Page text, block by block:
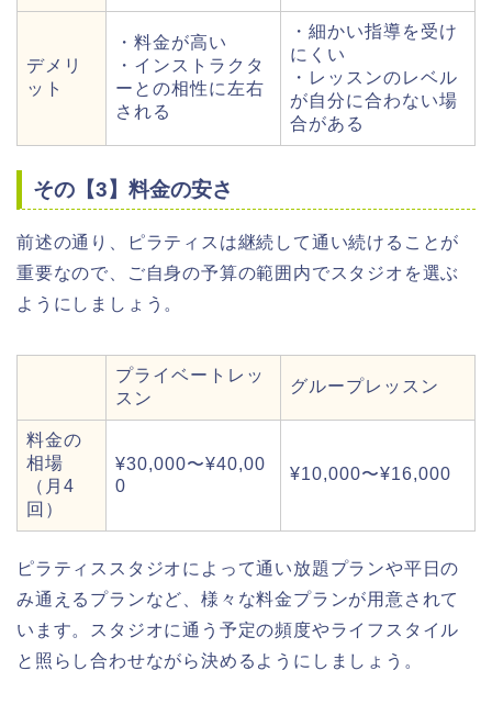
デメリ
ット
・料金が高い
・インストラクタ
ーとの相性に左右
される
・細かい指導を受け
にくい
・レッスンのレベル
が自分に合わない場
合がある
その【3】料金の安さ
前述の通り、ピラティスは継続して通い続けることが
重要なので、ご自身の予算の範囲内でスタジオを選ぶ
ようにしましょう。
プライベートレッ
スン
グループレッスン
料金の
相場
（月4
回）
¥30,000〜¥40,00
0
¥10,000〜¥16,000
ピラティススタジオによって通い放題プランや平日の
み通えるプランなど、様々な料金プランが用意されて
います。スタジオに通う予定の頻度やライフスタイル
と照らし合わせながら決めるようにしましょう。